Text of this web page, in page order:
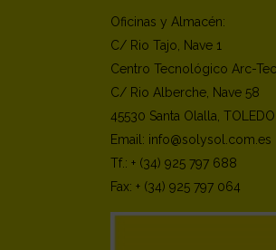
Oficinas y Almacén:
C/ Rio Tajo, Nave 1
Centro Tecnológico Arc-
C/ Rio Alberche, Nave 58
45530 Santa Olalla, TOLEDO
Email: info@solysol.com.es
Tf.: + (34) 925 797 688
Fax: + (34) 925 797 064